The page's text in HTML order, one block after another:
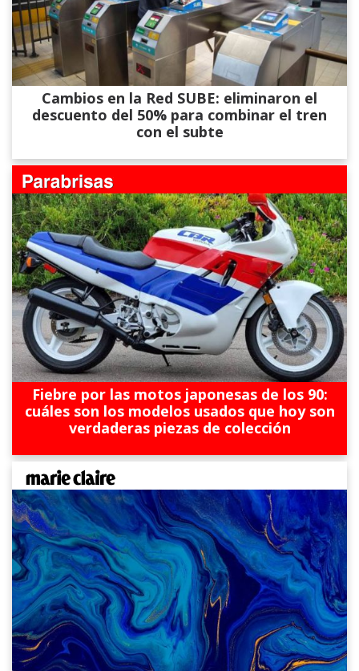
Cambios en la Red SUBE: eliminaron el
descuento del 50% para combinar el tren
con el subte
Fiebre por las motos japonesas de los 90:
cuáles son los modelos usados que hoy son
verdaderas piezas de colección